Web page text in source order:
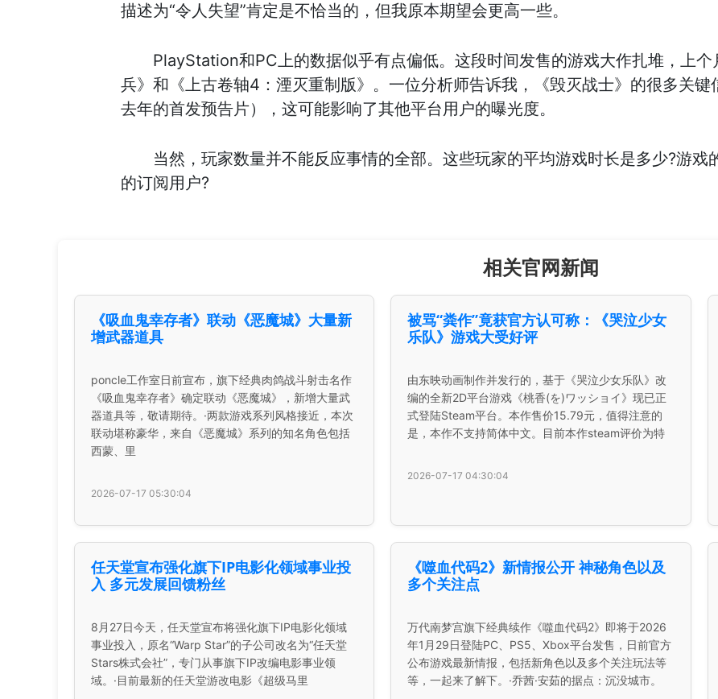
描述为“令人失望”肯定是不恰当的，但我原本期望会更高一些。
PlayStation和PC上的数据似乎有点偏低。这段时间发售的游戏大作扎堆，上
兵》和《上古卷轴4：湮灭重制版》。一位分析师告诉我，《毁灭战士》的很多关
去年的首发预告片），这可能影响了其他平台用户的曝光度。
当然，玩家数量并不能反应事情的全部。这些玩家的平均游戏时长是多少?游戏
的订阅用户?
相关官网新闻
《吸血鬼幸存者》联动《恶魔城》大量新
增武器道具
poncle工作室日前宣布，旗下经典肉鸽战斗射击名作
《吸血鬼幸存者》确定联动《恶魔城》，新增大量武
器道具等，敬请期待。·两款游戏系列风格接近，本次
联动堪称豪华，来自《恶魔城》系列的知名角色包括
西蒙、里
2026-07-17 05:30:04
被骂“粪作”竟获官方认可称：《哭泣少女
乐队》游戏大受好评
由东映动画制作并发行的，基于《哭泣少女乐队》改
编的全新2D平台游戏《桃香(を)ワッショイ》现已正
式登陆Steam平台。本作售价15.79元，值得注意的
是，本作不支持简体中文。目前本作steam评价为特
2026-07-17 04:30:04
任天堂宣布强化旗下IP电影化领域事业投
入 多元发展回馈粉丝
8月27日今天，任天堂宣布将强化旗下IP电影化领域
事业投入，原名“Warp Star”的子公司改名为“任天堂
Stars株式会社”，专门从事旗下IP改编电影事业领
域。·目前最新的任天堂游改电影《超级马里
《噬血代码2》新情报公开 神秘角色以及
多个关注点
万代南梦宫旗下经典续作《噬血代码2》即将于2026
年1月29日登陆PC、PS5、Xbox平台发售，日前官方
公布游戏最新情报，包括新角色以及多个关注玩法等
等，一起来了解下。·乔茜·安茹的据点：沉没城市。